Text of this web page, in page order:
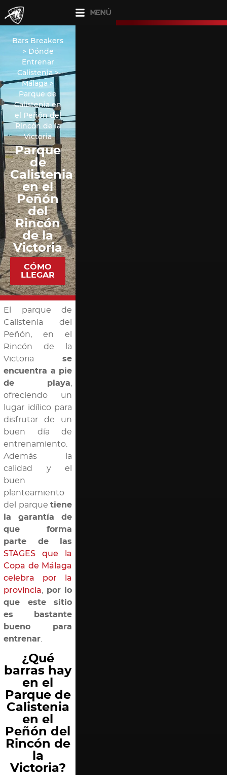
MENÚ
Bars Breakers
> Dónde
Entrenar
Calistenia>
Málaga>
Parque de
Calistenia en
el Peñón del
Rincón de la
Victoria
Parque
de
Calistenia
en el
Peñón
del
Rincón
de la
Victoria
CÓMO
LLEGAR
El parque de
Calistenia del
Peñón, en el
Rincón de la
Victoria se
encuentra a pie
de playa,
ofreciendo un
lugar idílico para
disfrutar de un
buen día de
entrenamiento.
Además la
calidad y el
buen
planteamiento
del parque tiene
la garantía de
que forma
parte de las
STAGES que la
Copa de Málaga
celebra por la
provincia, por lo
que este sitio
es bastante
bueno para
entrenar.
¿Qué
barras hay
en el
Parque de
Calistenia
en el
Peñón del
Rincón de
la
Victoria?